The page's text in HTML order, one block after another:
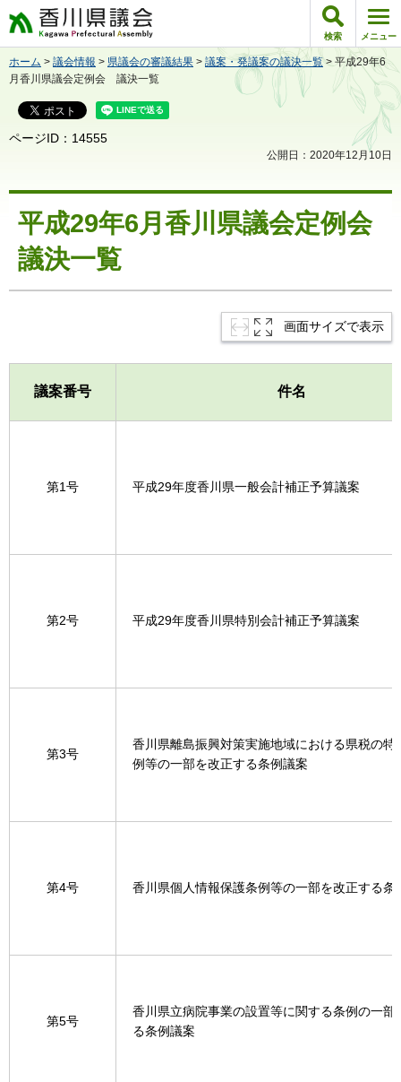
香川県議会 検索 メニュー
ホーム > 議会情報 > 県議会の審議結果 > 議案・発議案の議決一覧 > 平成29年6
月香川県議会定例会 議決一覧
ページID：14555
公開日：2020年12月10日
平成29年6月香川県議会定例会
議決一覧
画面サイズで表示
議案番号 件名
第1号 平成29年度香川県一般会計補正予算議案
第2号 平成29年度香川県特別会計補正予算議案
第3号
香川県離島振興対策実施地域における県税の特
例等の一部を改正する条例議案
第4号 香川県個人情報保護条例等の一部を改正する条
第5号
香川県立病院事業の設置等に関する条例の一部
る条例議案